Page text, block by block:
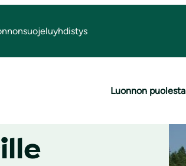
Luonnon puolesta